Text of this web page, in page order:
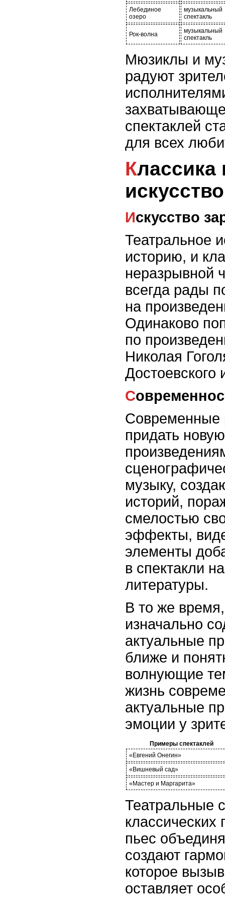
Лебединое
озеро
музыкальный
спектакль
Рок-волна
музыкальный
спектакль
Мюзиклы и
радуют
спектаклей
для всех
Классика и современное
искусство
Искусство
Театральное
историю, и
неразрывной
всегда рады
на
Одинаково
по
Николая
Достоевского
Современные
придать
музыку,
историй,
смелостью
эффекты,
элементы
в спектакли
литературы.
В то же
изначально
актуальные
ближе и
волнующие
жизнь
актуальные
эмоции у
Примеры спектаклей
«Евгений Онегин»
«Вишневый сад»
«Мастер и Маргарита»
Театральные
пьес
создают
которое
оставляет